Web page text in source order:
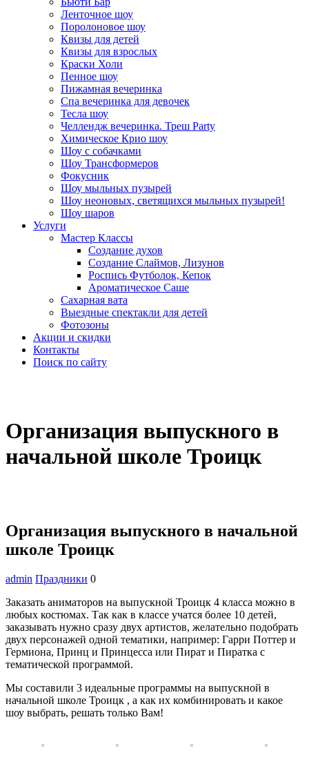
Ленточное шоу
Поролоновое шоу
Квизы для детей
Квизы для взрослых
Краски Холи
Пенное шоу
Пижамная вечеринка
Спа вечеринка для девочек
Тесла шоу
Челлендж вечеринка. Треш Party
Химическое Крио шоу
Шоу с собачками
Шоу Трансформеров
Фокусник
Шоу мыльных пузырей
Шоу неоновых, светящихся мыльных пузырей!
Шоу шаров
Услуги
Мастер Классы
Создание духов
Создание Слаймов, Лизунов
Роспись Футболок, Кепок
Ароматическое Саше
Сахарная вата
Выездные спектакли для детей
Фотозоны
Акции и скидки
Контакты
Поиск по сайту
Организация выпускного в
начальной школе Троицк
Организация выпускного в начальной
школе Троицк
admin Праздники 0
Заказать аниматоров на выпускной Троицк 4 класса можно в
любых костюмах. Так как в классе учатся более 10 детей,
заказывать нужно сразу двух артистов, желательно подобрать
двух персонажей одной тематики, например: Гарри Поттер и
Гермиона, Принц и Принцесса или Пират и Пиратка с
тематической программой.
Мы составили 3 идеальные программы на выпускной в
начальной школе Троицк , а как их комбинировать и какое
шоу выбрать, решать только Вам!